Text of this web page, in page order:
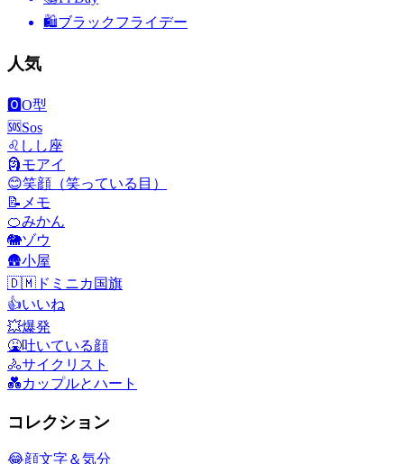
🛍ブラックフライデー
人気
🅾️O型
🆘Sos
♌ しし座
🗿モアイ
😊笑顔（笑っている目）
📝 メモ
🍊みかん
🐘ゾウ
🛖小屋
🇩🇲 ドミニカ国旗
👍いいね
💥爆発
🤮吐いている顔
🚴サイクリスト
💑カップルとハート
コレクション
😂顔文字＆気分